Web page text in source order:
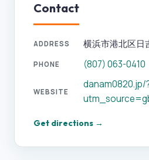
Contact
ADDRESS 横浜市港北区日
PHONE (807) 063-0410
WEBSITE
danam0820.jp/
Get directions →